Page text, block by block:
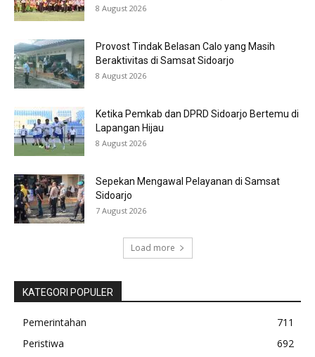
8 August 2026
Provost Tindak Belasan Calo yang Masih
Beraktivitas di Samsat Sidoarjo
8 August 2026
Ketika Pemkab dan DPRD Sidoarjo Bertemu di
Lapangan Hijau
8 August 2026
Sepekan Mengawal Pelayanan di Samsat
Sidoarjo
7 August 2026
Load more
KATEGORI POPULER
Pemerintahan
711
Peristiwa
692